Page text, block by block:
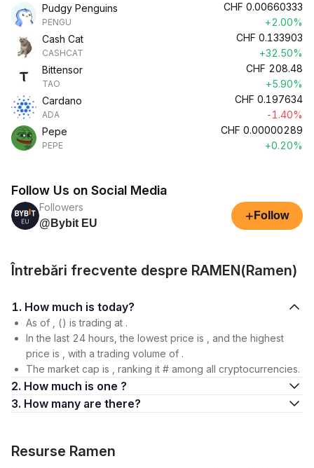
Pudgy Penguins
PENGU
CHF 0.00660333
+2.00%
Cash Cat
CASHCAT
CHF 0.133903
+32.50%
Bittensor
TAO
CHF 208.48
+5.90%
Cardano
ADA
CHF 0.197634
-1.40%
Pepe
PEPE
CHF 0.00000289
+0.20%
Follow Us on Social Media
Followers
@Bybit EU
+ Follow
Întrebări frecvente despre RAMEN(Ramen)
1. How much is today?
As of , () is trading at .
In the last 24 hours, the lowest price is , and the highest
price is , with a trading volume of .
The market cap is , ranking it # among all cryptocurrencies.
2. How much is one ?
3. How many are there?
Resurse Ramen